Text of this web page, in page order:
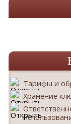
Тарифы и
Хранение